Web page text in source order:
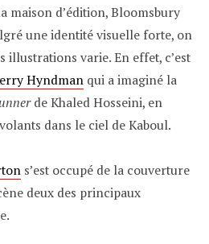
maison d’édition, Bloomsbury
une identité visuelle forte, on
illustrations varie. En effet, c’est
Hyndman qui a imaginé la
de Khaled Hosseini, en
dans le ciel de Kaboul.
s’est occupé de la couverture
deux des principaux